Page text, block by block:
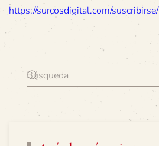
https://surcosdigital.com/suscribirse/